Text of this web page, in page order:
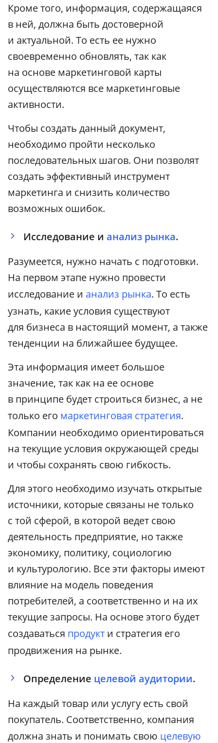
Кроме того, информация, содержащаяся
в ней, должна быть достоверной
и актуальной. То есть ее нужно
своевременно обновлять, так как
на основе маркетинговой карты
осуществляются все маркетинговые
активности.
Чтобы создать данный документ,
необходимо пройти несколько
последовательных шагов. Они позволят
создать эффективный инструмент
маркетинга и снизить количество
возможных ошибок.
Исследование и анализ рынка.
Разумеется, нужно начать с подготовки.
На первом этапе нужно провести
исследование и анализ рынка. То есть
узнать, какие условия существуют
для бизнеса в настоящий момент, а также
тенденции на ближайшее будущее.
Эта информация имеет большое
значение, так как на ее основе
в принципе будет строиться бизнес, а не
только его маркетинговая стратегия.
Компании необходимо ориентироваться
на текущие условия окружающей среды
и чтобы сохранять свою гибкость.
Для этого необходимо изучать открытые
источники, которые связаны не только
с той сферой, в которой ведет свою
деятельность предприятие, но также
экономику, политику, социологию
и культурологию. Все эти факторы имеют
влияние на модель поведения
потребителей, а соответственно и на их
текущие запросы. На основе этого будет
создаваться продукт и стратегия его
продвижения на рынке.
Определение целевой аудитории.
На каждый товар или услугу есть свой
покупатель. Соответственно, компания
должна знать и понимать свою целевую